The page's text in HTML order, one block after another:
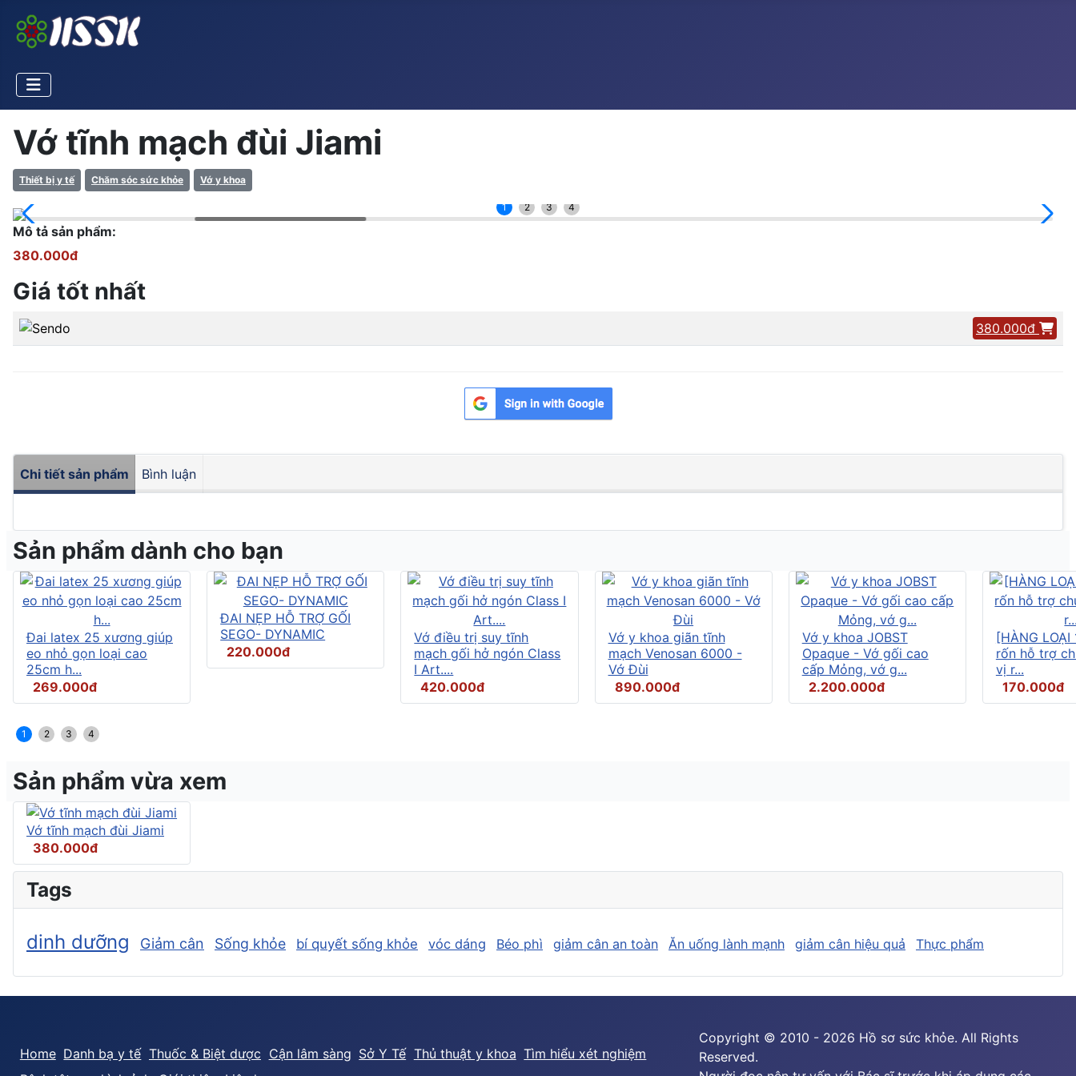
Vớ tĩnh mạch đùi Jiami
Thiết bị y tế Chăm sóc sức khỏe Vớ y khoa
1 2 3 4
Mô tả sản phẩm:
380.000đ
Giá tốt nhất
380.000đ
Chi tiết sản phẩm Bình luận
Sản phẩm dành cho bạn
Đai latex 25 xương giúp
eo nhỏ gọn loại cao
25cm h...
269.000đ
ĐAI NẸP HỖ TRỢ GỐI
SEGO- DYNAMIC
220.000đ
Vớ điều trị suy tĩnh
mạch gối hở ngón Class
I Art....
420.000đ
Vớ y khoa giãn tĩnh
mạch Venosan 6000 -
Vớ Đùi
890.000đ
Vớ y khoa JOBST
Opaque - Vớ gối cao
cấp Mỏng, vớ g...
2.200.000đ
[HÀNG
rốn hỗ trợ
vị r...
170.000đ
1 2 3 4
Sản phẩm vừa xem
Vớ tĩnh mạch đùi Jiami
380.000đ
Tags
dinh dưỡng Giảm cân Sống khỏe bí quyết sống khỏe vóc dáng Béo phì giảm cân an toàn Ăn uống lành mạnh giảm cân hiệu quả Thực phẩm
Home Danh bạ y tế Thuốc & Biệt dược Cận lâm sàng Sở Y Tế Thủ thuật y khoa Tìm hiểu xét nghiệm
Copyright © 2010 - 2026 Hồ sơ sức khỏe. All Rights
Reserved.